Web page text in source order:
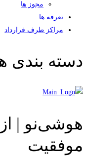
مجوز ها
تعرفه ها
مراکز طرف قرارداد
دسته بندی
هوشی‌نو |
موفقیت